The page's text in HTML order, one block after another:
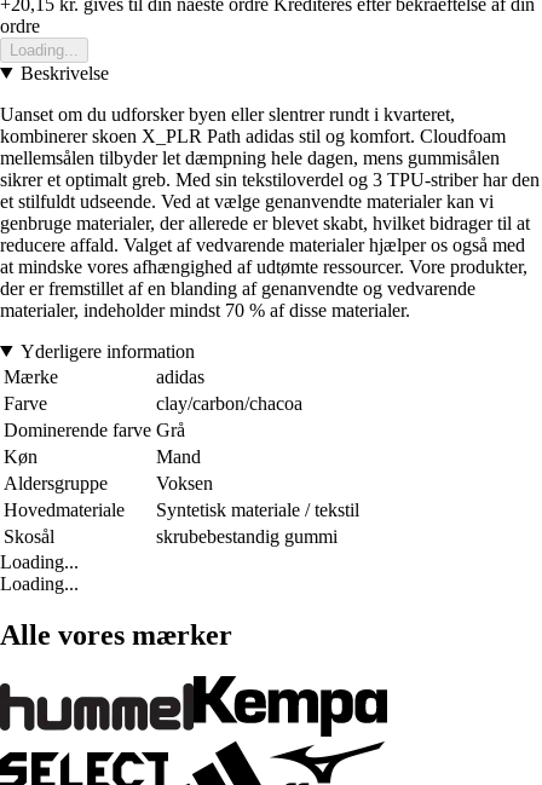
ordre
Loading...
Beskrivelse
Uanset om du udforsker byen eller slentrer rundt i kvarteret,
kombinerer skoen X_PLR Path adidas stil og komfort. Cloudfoam
mellemsålen tilbyder let dæmpning hele dagen, mens gummisålen
sikrer et optimalt greb. Med sin tekstiloverdel og 3 TPU-striber har den
et stilfuldt udseende. Ved at vælge genanvendte materialer kan vi
genbruge materialer, der allerede er blevet skabt, hvilket bidrager til at
reducere affald. Valget af vedvarende materialer hjælper os også med
at mindske vores afhængighed af udtømte ressourcer. Vore produkter,
der er fremstillet af en blanding af genanvendte og vedvarende
materialer, indeholder mindst 70 % af disse materialer.
Yderligere information
Mærke
adidas
Farve
clay/carbon/chacoa
Dominerende farve Grå
Køn
Mand
Aldersgruppe
Voksen
Hovedmateriale
Syntetisk materiale / tekstil
Skosål
skrubebestandig gummi
Loading...
Loading...
Alle vores mærker